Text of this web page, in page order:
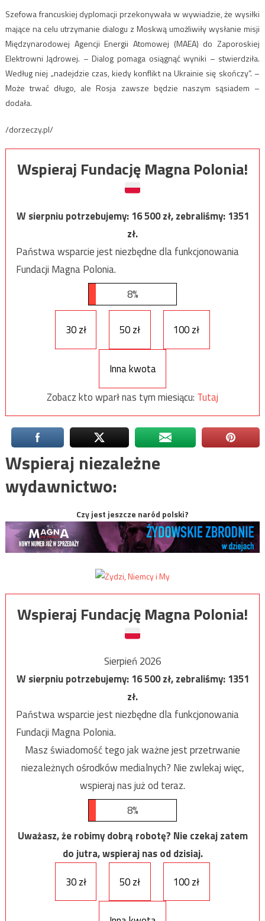
Szefowa francuskiej dyplomacji przekonywała w wywiadzie, że wysiłki
mające na celu utrzymanie dialogu z Moskwą umożliwiły wysłanie misji
Międzynarodowej Agencji Energii Atomowej (MAEA) do Zaporoskiej
Elektrowni Jądrowej. – Dialog pomaga osiągnąć wyniki – stwierdziła.
Według niej „nadejdzie czas, kiedy konflikt na Ukrainie się skończy”. –
Może trwać długo, ale Rosja zawsze będzie naszym sąsiadem –
dodała.
/dorzeczy.pl/
Wspieraj Fundację Magna Polonia!
W sierpniu potrzebujemy:16 500zł, zebraliśmy:1351
zł.
Państwa wsparcie jest niezbędne dla funkcjonowania
Fundacji Magna Polonia.
8%
30 zł 50 zł 100 zł
Inna kwota
Zobacz kto wparł nas tym miesiącu: Tutaj
Wspieraj niezależne
wydawnictwo:
Czy jest jeszcze naród polski?
Wspieraj Fundację Magna Polonia!
Sierpień 2026
W sierpniu potrzebujemy:16 500zł, zebraliśmy:1351
zł.
Państwa wsparcie jest niezbędne dla funkcjonowania
Fundacji Magna Polonia.
Masz świadomość tego jak ważne jest przetrwanie
niezależnych ośrodków medialnych? Nie zwlekaj więc,
wspieraj nas już od teraz.
8%
Uważasz, że robimy dobrą robotę? Nie czekaj zatem
do jutra, wspieraj nas od dzisiaj.
30 zł
50 zł 100 zł